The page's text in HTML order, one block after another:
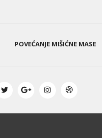
POVEĆANJE MIŠIĆNE MASE